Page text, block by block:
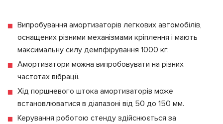
Випробування амортизаторів легкових автомобілів,
оснащених різними механізмами кріплення і мають
максимальну силу демпфірування 1000 кг.
Амортизатори можна випробовувати на різних
частотах вібрації.
Хід поршневого штока амортизаторів може
встановлюватися в діапазоні від 50 до 150 мм.
Керування роботою стенду здійснюється за